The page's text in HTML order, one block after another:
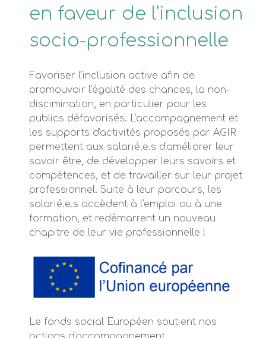
en faveur de l'inclusion
socio-professionnelle
Favoriser l'inclusion active afin de
promouvoir l'égalité des chances, la non-
discimination, en particulier pour les
publics défavorisés. L'accompagnement et
les supports d'activités proposés par AGIR
permettent aux salarié.e.s d'améliorer leur
savoir être, de développer leurs savoirs et
compétences, et de travailler sur leur projet
professionnel. Suite à leur parcours, les
salarié.e.s accèdent à l'emploi ou à une
formation, et redémarrent un nouveau
chapitre de leur vie professionnelle !
Le fonds social Européen soutient nos